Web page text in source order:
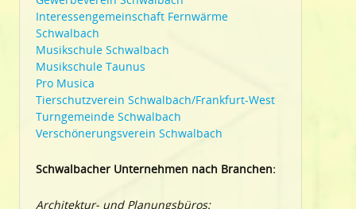
Interessengemeinschaft Fernwärme
Schwalbach
Musikschule Schwalbach
Musikschule Taunus
Pro Musica
Tierschutzverein Schwalbach/Frankfurt-West
Turngemeinde Schwalbach
Verschönerungsverein Schwalbach
Schwalbacher Unternehmen nach Branchen:
Architektur- und Planungsbüros: